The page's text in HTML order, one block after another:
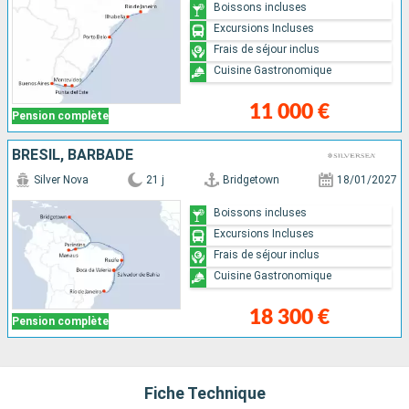
Pension complète 11 000 €
Boissons incluses
Excursions Incluses
Frais de séjour inclus
Cuisine Gastronomique
BRÉSIL, BARBADE
Pension complète
Silver Nova 21 j Bridgetown 18/01/2027
18 300 €
Boissons incluses
Excursions Incluses
Frais de séjour inclus
Cuisine Gastronomique
Fiche Technique